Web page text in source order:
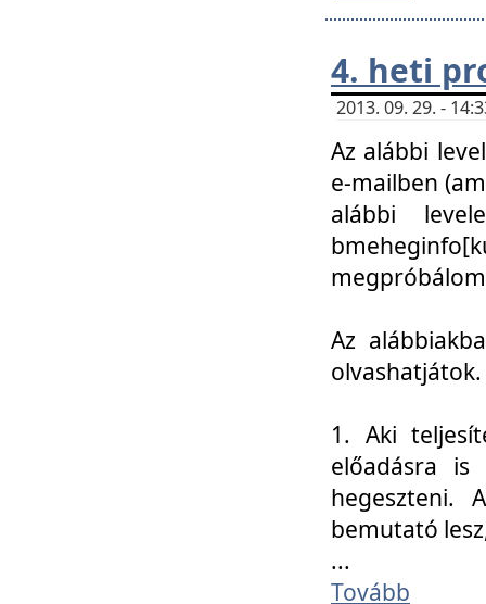
4. heti
2013. 09. 29. -
Az alábbi
e-mailben
alábbi
Az
olvashatjátok.
1. Aki
előadásra
hegeszteni.
bemutató
...
Tovább